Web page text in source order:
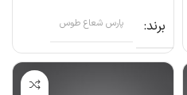
برند پارس شعاع طوس